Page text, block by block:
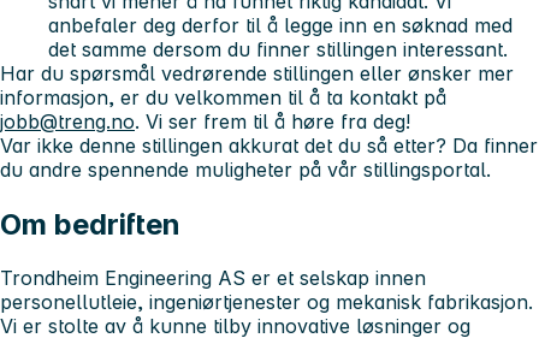
anbefaler deg derfor til å legge inn en søknad med
det samme dersom du finner stillingen interessant.
Har du spørsmål vedrørende stillingen eller ønsker mer
informasjon, er du velkommen til å ta kontakt på
jobb@treng.no. Vi ser frem til å høre fra deg!
Var ikke denne stillingen akkurat det du så etter? Da finner
du andre spennende muligheter på vår stillingsportal.
Om bedriften
Trondheim Engineering AS er et selskap innen
personellutleie, ingeniørtjenester og mekanisk fabrikasjon.
Vi er stolte av å kunne tilby innovative løsninger og